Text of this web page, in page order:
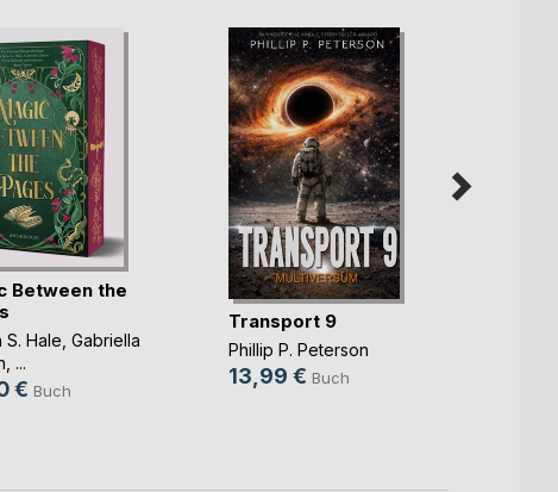
Between the
S. Hale Gabriella
, ...
€ Buch
Transport 9
Phillip P. Peterson
13,99 € Buch